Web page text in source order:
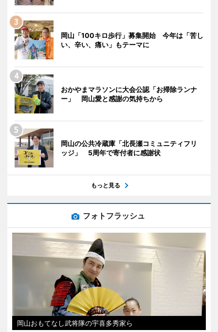
岡山「100キロ歩行」募集開始 今年は「苦し
い、辛い、痛い」もテーマに
おかやまマラソンに大会公認「お掃除ランナ
ー」 岡山愛と感謝の気持ちから
岡山の公共冷蔵庫「北長瀬コミュニティフリ
ッジ」 5周年で寄付者に感謝状
もっと見る
フォトフラッシュ
岡山おもてなし武将隊の宇喜多秀家ら